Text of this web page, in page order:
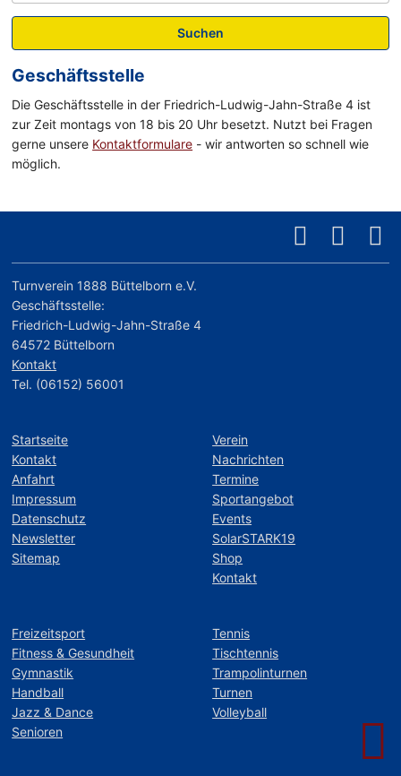
Suchen
Geschäftsstelle
Die Geschäftsstelle in der Friedrich-Ludwig-Jahn-Straße 4 ist
zur Zeit montags von 18 bis 20 Uhr besetzt. Nutzt bei Fragen
gerne unsere Kontaktformulare - wir antworten so schnell wie
möglich.
Turnverein 1888 Büttelborn e.V.
Geschäftsstelle:
Friedrich-Ludwig-Jahn-Straße 4
64572 Büttelborn
Kontakt
Tel. (06152) 56001
Startseite
Kontakt
Anfahrt
Impressum
Datenschutz
Newsletter
Sitemap
Verein
Nachrichten
Termine
Sportangebot
Events
SolarSTARK19
Shop
Kontakt
Freizeitsport
Fitness & Gesundheit
Gymnastik
Handball
Jazz & Dance
Senioren
Tennis
Tischtennis
Trampolinturnen
Turnen
Volleyball